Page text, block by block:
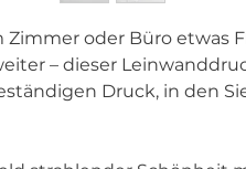
oder Büro etwas
– dieser
Druck, in den